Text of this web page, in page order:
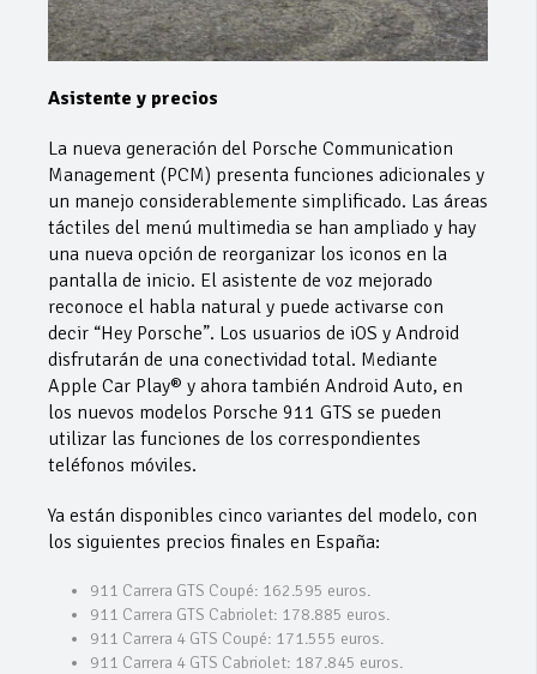
Asistente y precios
La nueva generación del Porsche Communication
Management (PCM) presenta funciones adicionales y
un manejo considerablemente simplificado. Las áreas
táctiles del menú multimedia se han ampliado y hay
una nueva opción de reorganizar los iconos en la
pantalla de inicio. El asistente de voz mejorado
reconoce el habla natural y puede activarse con
decir “Hey Porsche”. Los usuarios de iOS y Android
disfrutarán de una conectividad total. Mediante
Apple Car Play® y ahora también Android Auto, en
los nuevos modelos Porsche 911 GTS se pueden
utilizar las funciones de los correspondientes
teléfonos móviles.
Ya están disponibles cinco variantes del modelo, con
los siguientes precios finales en España:
911 Carrera GTS Coupé: 162.595 euros.
911 Carrera GTS Cabriolet: 178.885 euros.
911 Carrera 4 GTS Coupé: 171.555 euros.
911 Carrera 4 GTS Cabriolet: 187.845 euros.